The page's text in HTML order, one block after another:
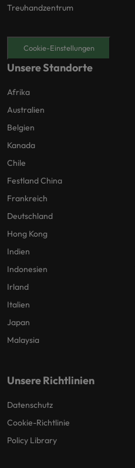
Treuhandzentrum
Cookie-Einstellungen
Unsere Standorte
Afrika
Australien
Belgien
Kanada
Chile
Festland China
Frankreich
Deutschland
Hong Kong
Indien
Indonesien
Irland
Italien
Japan
Malaysia
Unsere Richtlinien
Datenschutz
Cookie-Richtlinie
Policy Library